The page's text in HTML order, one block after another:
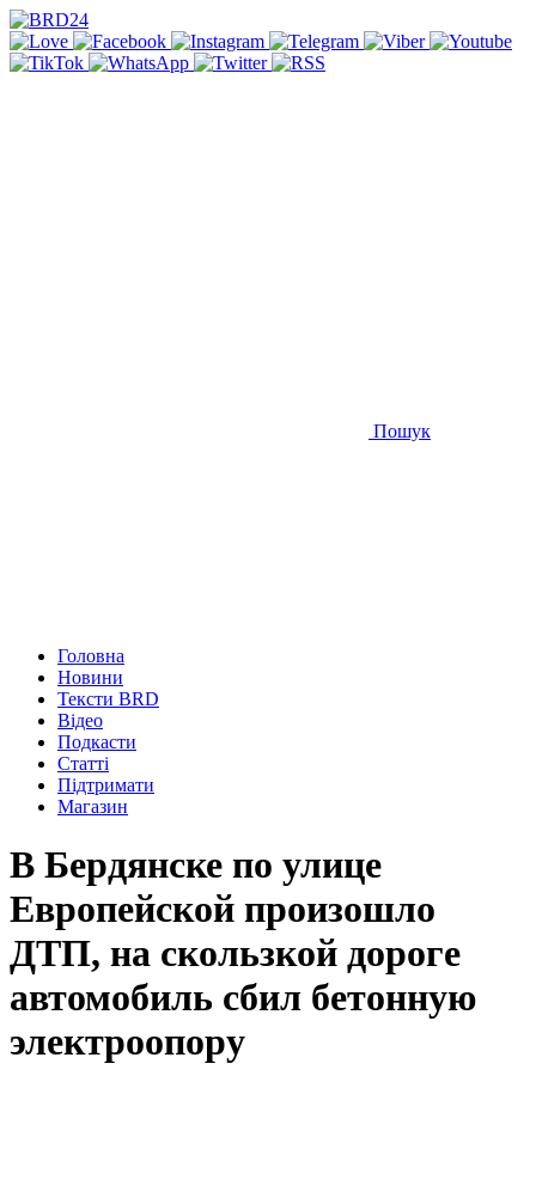
Пошук
Головна
Новини
Тексти BRD
Відео
Подкасти
Статті
Підтримати
Магазин
В Бердянске по улице
Европейской произошло
ДТП, на скользкой дороге
автомобиль сбил бетонную
электроопору